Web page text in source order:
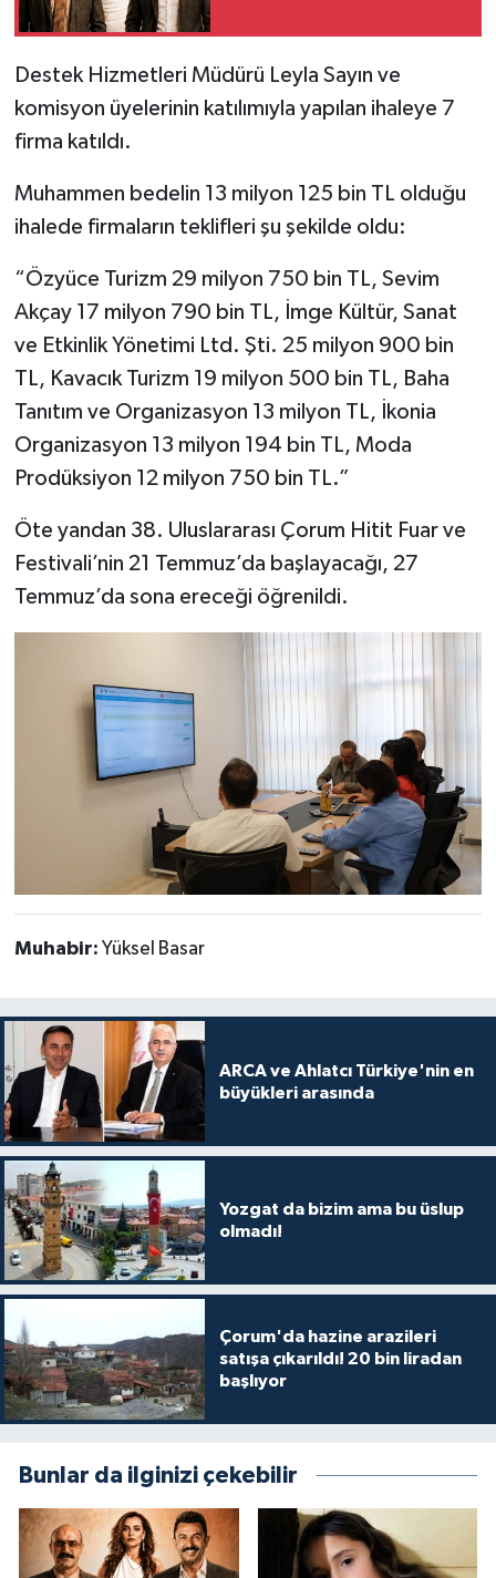
Destek Hizmetleri Müdürü Leyla Sayın ve
komisyon üyelerinin katılımıyla yapılan ihaleye 7
firma katıldı.
Muhammen bedelin 13 milyon 125 bin TL olduğu
ihalede firmaların teklifleri şu şekilde oldu:
“Özyüce Turizm 29 milyon 750 bin TL, Sevim
Akçay 17 milyon 790 bin TL, İmge Kültür, Sanat
ve Etkinlik Yönetimi Ltd. Şti. 25 milyon 900 bin
TL, Kavacık Turizm 19 milyon 500 bin TL, Baha
Tanıtım ve Organizasyon 13 milyon TL, İkonia
Organizasyon 13 milyon 194 bin TL, Moda
Prodüksiyon 12 milyon 750 bin TL.”
Öte yandan 38. Uluslararası Çorum Hitit Fuar ve
Festivali’nin 21 Temmuz’da başlayacağı, 27
Temmuz’da sona ereceği öğrenildi.
Muhabir: Yüksel Basar
ARCA ve Ahlatcı Türkiye'nin en
büyükleri arasında
Yozgat da bizim ama bu üslup
olmadı!
Çorum'da hazine arazileri
satışa çıkarıldı! 20 bin liradan
başlıyor
Bunlar da ilginizi çekebilir